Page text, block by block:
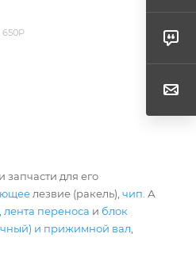
запчасти для его
лезвие (ракель),чип . А
лента переноса и блок
и прижимной вал